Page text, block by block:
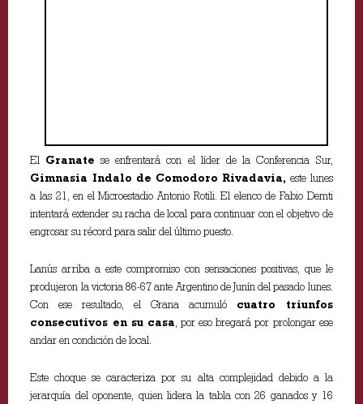
El Granate se enfrentará con el líder de la Conferencia Sur,
Gimnasia Indalo de Comodoro Rivadavia,este lunes
a las 21, en el Microestadio Antonio Rotili. El elenco de Fabio Demti
intentará extender su racha de local para continuar con el objetivo de
engrosar su récord para salir del último puesto.
Lanús arriba a este compromiso con sensaciones positivas, que le
produjeron la victoria 86-67 ante Argentino de Junín del pasado lunes.
Con ese resultado, el Grana acumuló cuatro triunfos
consecutivos en su casa, por eso bregará por prolongar ese
andar en condición de local.
Este choque se caracteriza por su alta complejidad debido a la
jerarquía del oponente, quien lidera la tabla con 26 ganados y 16